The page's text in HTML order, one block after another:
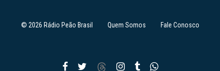
© 2026 Rádio Peão Brasil Quem Somos Fale Conosco